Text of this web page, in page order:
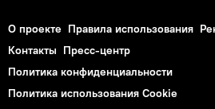
О проекте Правила использования
Контакты Пресс-центр
Политика конфиденциальности
Политика использования Cookie